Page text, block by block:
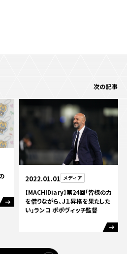
次の記事
2022.01.01 メディア
【MACHIDiary】第24回「皆様の力
を借りながら、Ｊ１昇格を果たした
い」ランコ ポポヴィッチ監督